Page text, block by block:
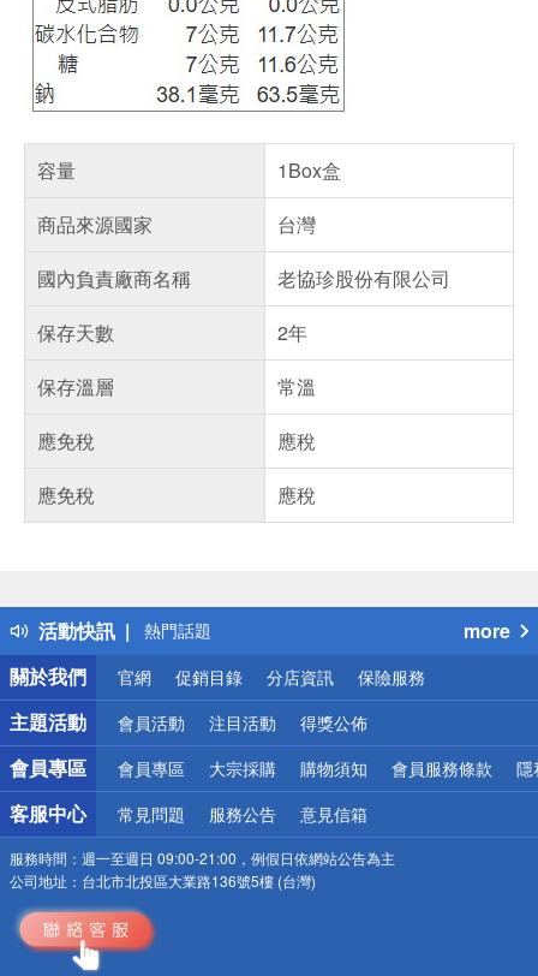
容量
1Box盒
商品來源國家
台灣
國內負責廠商名稱
老協珍股份有限公司
保存天數
2年
保存溫層
常溫
應免稅
應稅
應免稅
應稅
活動快訊
得獎公告
熱門話題
銀行優惠
偏遠地區配送
詐騙網頁！請小心！
more
關於我們
官網 促銷目錄 分店資訊 保險服務
主題活動 會員活動 注目活動 得獎公佈
會員專區 會員專區 大宗採購 購物須知 會員服務條款 隱
客服中心 常見問題 服務公告 意見信箱
服務時間： 週一至週日 09:00-21:00，例假日依網站公告為主
公司地址： 台北市北投區大業路136號5樓 (台灣)